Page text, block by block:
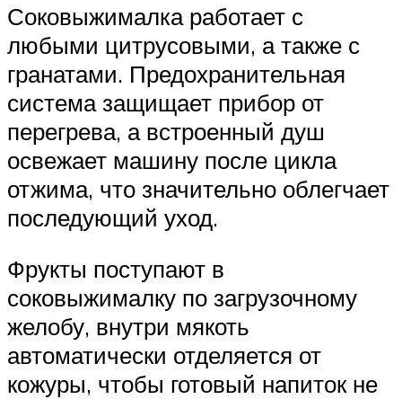
Соковыжималка работает с
любыми цитрусовыми, а также с
гранатами. Предохранительная
система защищает прибор от
перегрева, а встроенный душ
освежает машину после цикла
отжима, что значительно облегчает
последующий уход.
Фрукты поступают в
соковыжималку по загрузочному
желобу, внутри мякоть
автоматически отделяется от
кожуры, чтобы готовый напиток не